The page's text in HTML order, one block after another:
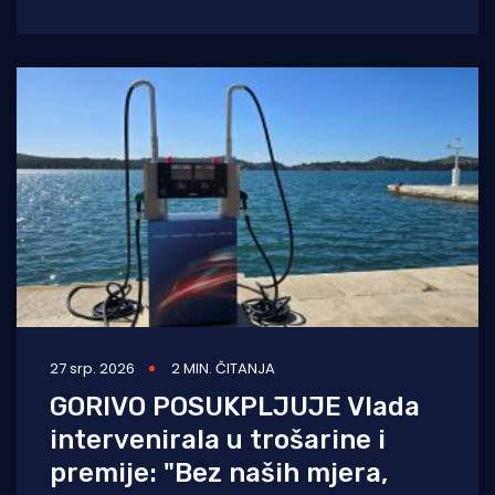
27 srp. 2026 2 MIN. ČITANJA
GORIVO POSUKPLJUJE Vlada
intervenirala u trošarine i
premije: "Bez naših mjera,